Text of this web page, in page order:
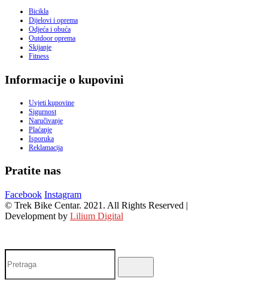
Bicikla
Dijelovi i oprema
Odjeća i obuća
Outdoor oprema
Skijanje
Fitness
Informacije o kupovini
Uvjeti kupovine
Sigurnost
Naručivanje
Plaćanje
Isporuka
Reklamacija
Pratite nas
Facebook Instagram
© Trek Bike Centar. 2021. All Rights Reserved |
Development by Lilium Digital